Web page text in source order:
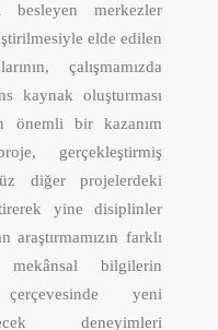
besleyen merkezler
elde edilen
çalışmamızda
kaynak oluşturması
önemli bir kazanım
gerçekleştirmiş
diğer projelerdeki
yine disiplinler
araştırmamızın farklı
bilgilerin
yeni
deneyimleri